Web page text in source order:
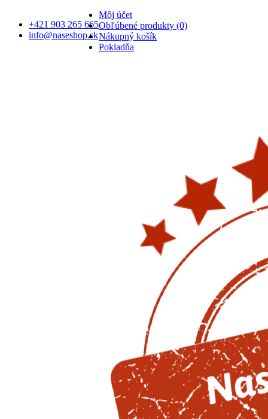
+421 903 265 665
info@naseshop.sk
Môj účet
Obľúbené produkty (0)
Nákupný košík
Pokladňa